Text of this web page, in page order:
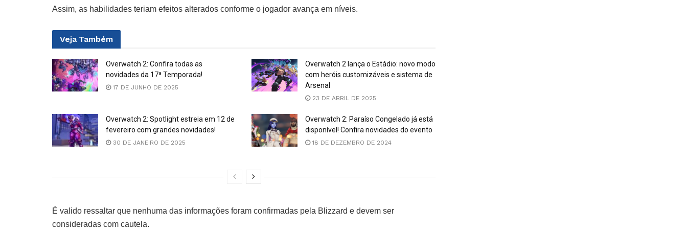
Assim, as habilidades teriam efeitos alterados conforme o jogador avança em níveis.
Veja Também
Overwatch 2: Confira todas as
novidades da 17ª Temporada!
17 DE JUNHO DE 2025
Overwatch 2 lança o Estádio: novo modo
com heróis customizáveis e sistema de
Arsenal
23 DE ABRIL DE 2025
Overwatch 2: Spotlight estreia em 12 de
fevereiro com grandes novidades!
30 DE JANEIRO DE 2025
Overwatch 2: Paraíso Congelado já está
disponível! Confira novidades do evento
18 DE DEZEMBRO DE 2024
É valido ressaltar que nenhuma das informações foram confirmadas pela Blizzard e devem ser
consideradas com cautela.